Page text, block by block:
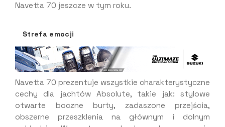
Navetta 70 jeszcze w tym roku.
Strefa emocji
Navetta 70 prezentuje wszystkie charakterystyczne
cechy dla jachtów Absolute, takie jak: stylowe
otwarte boczne burty, zadaszone przejścia,
obszerne przeszklenia na głównym i dolnym